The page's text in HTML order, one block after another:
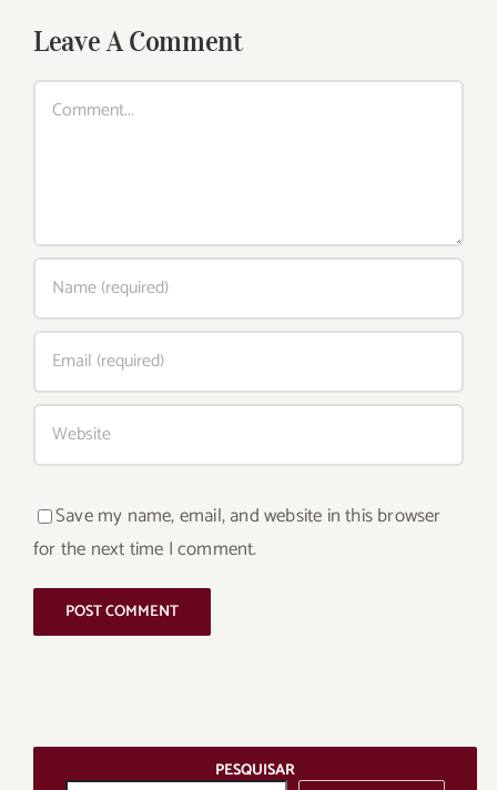
Leave A Comment
Comment
Save my name, email, and website in this browser
for the next time I comment.
PESQUISAR